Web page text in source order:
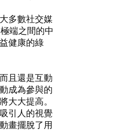
多數社交媒
端之間的中
健康的綠
且還是互動
成為參與的
大大提高。
引人的視覺
畫擺脫了用